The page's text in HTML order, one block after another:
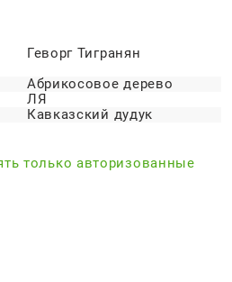
Геворг Тигранян
Абрикосовое дерево
ЛЯ
Кавказский дудук
только авторизованные